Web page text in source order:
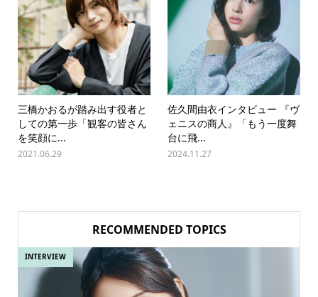
三橋かおるが踏み出す役者と
しての第一歩「観客の皆さん
を笑顔に...
2021.06.29
佐久間由衣インタビュー 『ヴ
ェニスの商人』「もう一度舞
台に飛...
2024.11.27
RECOMMENDED TOPICS
INTERVIEW